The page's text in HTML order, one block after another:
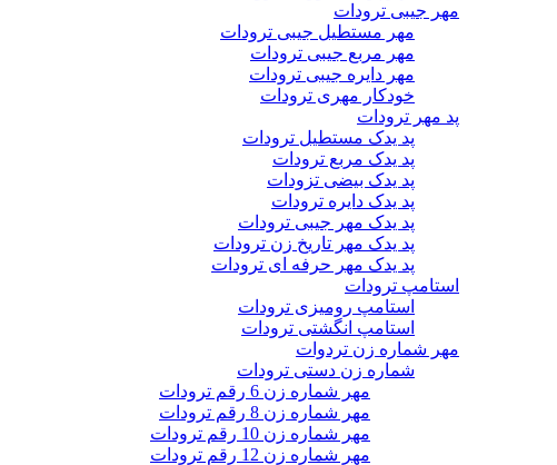
مهر جیبی ترودات
مهر مستطیل جیبی ترودات
مهر مربع جیبی ترودات
مهر دایره جیبی ترودات
خودکار مهری ترودات
پد مهر ترودات
پد یدک مستطیل ترودات
پد یدک مربع ترودات
پد یدک بیضی تزودات
پد یدک دایره ترودات
پد یدک مهر جیبی ترودات
پد یدک مهر تاریخ زن ترودات
پد یدک مهر حرفه ای ترودات
استامپ ترودات
استامپ رومیزی ترودات
استامپ انگشتی ترودات
مهر شماره زن تردوات
شماره زن دستی ترودات
مهر شماره زن 6 رقم ترودات
مهر شماره زن 8 رقم ترودات
مهر شماره زن 10 رقم ترودات
مهر شماره زن 12 رقم ترودات